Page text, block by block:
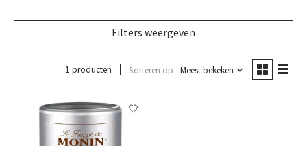
Filters weergeven
1 producten Sorteren op Meest bekeken